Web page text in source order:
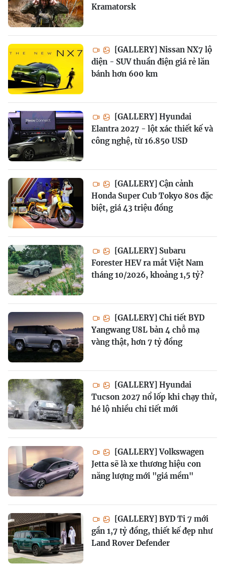
Kramatorsk
[GALLERY] Nissan NX7 lộ
diện - SUV thuần điện giá rẻ lăn
bánh hơn 600 km
[GALLERY] Hyundai
Elantra 2027 - lột xác thiết kế và
công nghệ, từ 16.850 USD
[GALLERY] Cận cảnh
Honda Super Cub Tokyo 80s đặc
biệt, giá 43 triệu đồng
[GALLERY] Subaru
Forester HEV ra mắt Việt Nam
tháng 10/2026, khoảng 1,5 tỷ?
[GALLERY] Chi tiết BYD
Yangwang U8L bản 4 chỗ mạ
vàng thật, hơn 7 tỷ đồng
[GALLERY] Hyundai
Tucson 2027 nổ lốp khi chạy thử,
hé lộ nhiều chi tiết mới
[GALLERY] Volkswagen
Jetta sẽ là xe thương hiệu con
năng lượng mới "giá mềm"
[GALLERY] BYD Ti 7 mới
gần 1,7 tỷ đồng, thiết kế đẹp như
Land Rover Defender